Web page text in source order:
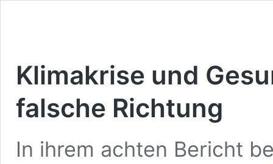
Klimakrise und
falsche Richtung
In ihrem achten Bericht